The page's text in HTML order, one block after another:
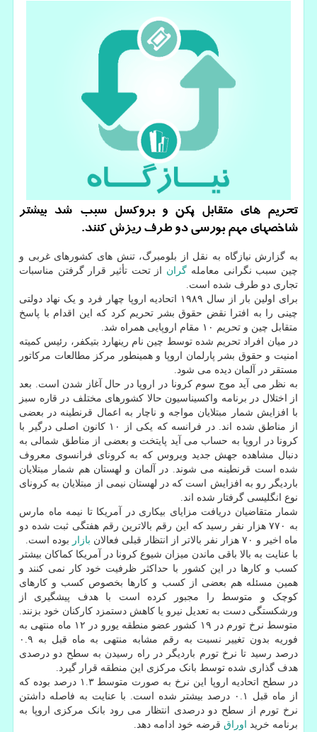
تحریم های متقابل پکن و بروکسل سبب شد بیشتر
شاخصهای مهم بورسی دو طرف ریزش کنند.
به گزارش نیازگاه به نقل از بلومبرگ، تنش های کشورهای غربی و
چین سبب نگرانی معامله گران از تحت تأثیر قرار گرفتن مناسبات
تجاری دو طرف شده است.
برای اولین بار از سال ۱۹۸۹ اتحادیه اروپا چهار فرد و یک نهاد دولتی
چینی را به افترا نقض حقوق بشر تحریم کرد که این اقدام با پاسخ
متقابل چین و تحریم ۱۰ مقام اروپایی همراه شد.
در میان افراد تحریم شده توسط چین نام رینهارد بتیکفر، رئیس کمیته
امنیت و حقوق بشر پارلمان اروپا و همینطور مرکز مطالعات مرکاتور
مستقر در آلمان دیده می شود.
به نظر می آید موج سوم کرونا در اروپا در حال آغاز شدن است. بعد
از اختلال در برنامه واکسیناسیون حالا کشورهای مختلف در قاره سبز
با افزایش شمار مبتلایان مواجه و ناچار به اعمال قرنطینه در بعضی
از مناطق شده اند. در فرانسه که یکی از ۱۰ کانون اصلی درگیر با
کرونا در اروپا به حساب می آید پایتخت و بعضی از مناطق شمالی به
دنبال مشاهده جهش جدید ویروس که به کرونای فرانسوی معروف
شده است قرنطینه می شوند. در آلمان و لهستان هم شمار مبتلایان
باردیگر رو به افزایش است که در لهستان نیمی از مبتلایان به کرونای
نوع انگلیسی گرفتار شده اند.
شمار متقاضیان دریافت مزایای بیکاری در آمریکا تا نیمه ماه مارس
به ۷۷۰ هزار نفر رسید که این رقم بالاترین رقم هفتگی ثبت شده دو
ماه اخیر و ۷۰ هزار نفر بالاتر از انتظار قبلی فعالان
بازار بوده است.
با عنایت به بالا باقی ماندن میزان شیوع کرونا در آمریکا کماکان بیشتر
کسب و کارها در این کشور با حداکثر ظرفیت خود کار نمی کنند و
همین مسئله هم بعضی از کسب و کارها بخصوص کسب و کارهای
کوچک و متوسط را مجبور کرده است با هدف پیشگیری از
ورشکستگی دست به تعدیل نیرو یا کاهش دستمزد کارکنان خود بزنند.
متوسط نرخ تورم در ۱۹ کشور عضو منطقه یورو در ۱۲ ماه منتهی به
فوریه بدون تغییر نسبت به رقم مشابه منتهی به ماه قبل به ۰.۹
درصد رسید تا نرخ تورم باردیگر در راه رسیدن به سطح دو درصدی
هدف گذاری شده توسط بانک مرکزی این منطقه قرار گیرد.
در سطح اتحادیه اروپا این نرخ به صورت متوسط ۱.۳ درصد بوده که
از ماه قبل ۰.۱ درصد بیشتر شده است. با عنایت به فاصله داشتن
نرخ تورم از سطح دو درصدی انتظار می رود بانک مرکزی اروپا به
برنامه خرید
اوراق قرضه خود ادامه دهد.